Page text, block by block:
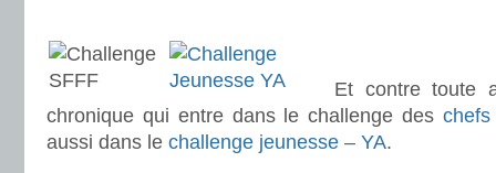
Et contre toute
chronique qui entre dans le challenge des
aussi dans le challenge jeunesse – YA.